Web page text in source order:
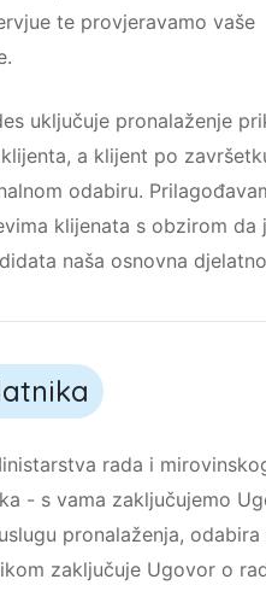
te provjeravamo vaše
uključuje pronalaženje
a klijent po
odabiru.
klijenata s obzirom da
naša osnovna
rada i
- s vama zaključujemo
pronalaženja,
zaključuje Ugovor o